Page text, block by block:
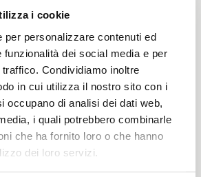
i cookie
per personalizzare contenuti ed
funzionalità dei social media e per
Condividiamo inoltre
in cui utilizza il nostro sito con i
occupano di analisi dei dati web,
i quali potrebbero combinarle
che ha fornito loro o che hanno
dei loro servizi.
480 G/MLIN
Height
150/155 CM